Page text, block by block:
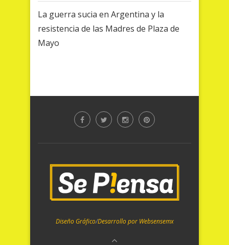
La guerra sucia en Argentina y la
resistencia de las Madres de Plaza de
Mayo
Diseño Gráfico/Desarrollo por Websensemx